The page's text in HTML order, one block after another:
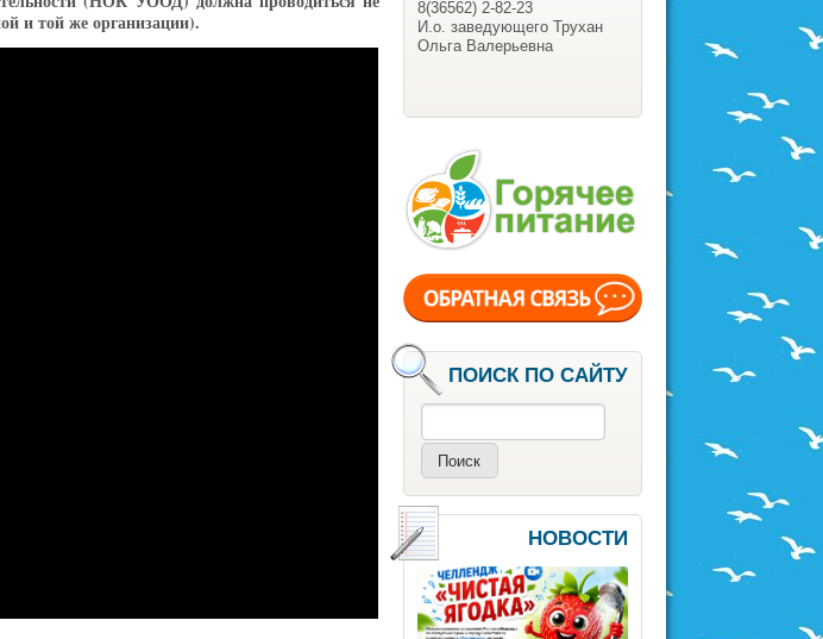
и той же организации).
8(36562) 2-82-23
И.о. заведующего Трухан
Ольга Валерьевна
ПОИСК ПО САЙТУ
НОВОСТИ